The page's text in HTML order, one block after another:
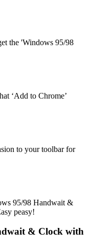
the 'Windows 95/98
‘Add to Chrome’
to your toolbar for
95/98 Handwait &
peasy!
& Clock with